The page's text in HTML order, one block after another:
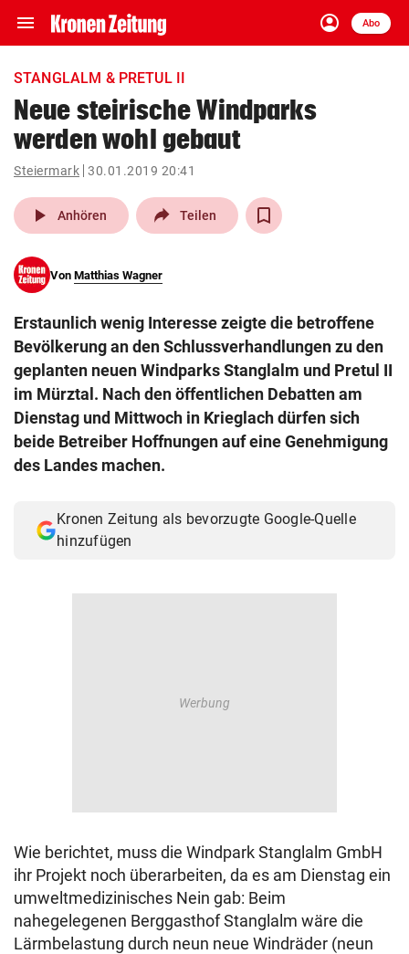
menu Navigation
ein-/ausklappen
account_circle
Anmelden
Abo
close Schließen
account_circle Anmelden
pin_drop
Wien arrow_right
search
eingeben
© Krone Multimedia GmbH & Co KG 2026
Muthgasse 2, 1190 Wien
STANGLALM & PRETUL II
Neue steirische Windparks
werden wohl gebaut
Steiermark 30.01.2019 20:41
play_arrow Anhören Teilen
Von Matthias Wagner
Erstaunlich wenig Interesse zeigte die betroffene
Bevölkerung an den Schlussverhandlungen zu den
geplanten neuen Windparks Stanglalm und Pretul II
im Mürztal. Nach den öffentlichen Debatten am
Dienstag und Mittwoch in Krieglach dürfen sich
beide Betreiber Hoffnungen auf eine Genehmigung
des Landes machen.
Kronen Zeitung als bevorzugte Google-Quelle
hinzufügen
Wie berichtet, muss die Windpark Stanglalm GmbH
ihr Projekt noch überarbeiten, da es am Dienstag ein
umweltmedizinisches Nein gab: Beim
nahegelegenen Berggasthof Stanglalm wäre die
Lärmbelastung durch neun neue Windräder (neun